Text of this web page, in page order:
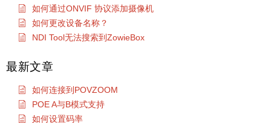
如何通过ONVIF 协议添加摄像机
如何更改设备名称？
NDI Tool无法搜索到ZowieBox
最新文章
如何连接到POVZOOM
POE A与B模式支持
如何设置码率